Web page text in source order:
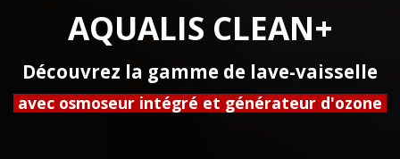
AQUALIS CLEAN+
Découvrez la gamme de lave-vaisselle
avec osmoseur intégré et générateur d'ozone